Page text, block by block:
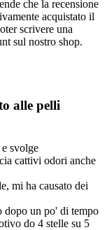
che la recensione
acquistato il
scrivere una
sul nostro shop.
alle pelli
svolge
cattivi odori anche
mi ha causato dei
dopo un po' di tempo
do 4 stelle su 5